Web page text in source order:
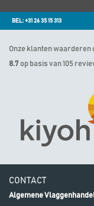
BEL: +31 26 35 15 313
Onze klanten waarderen
8.7 op basis van 105
CONTACT
Algemene